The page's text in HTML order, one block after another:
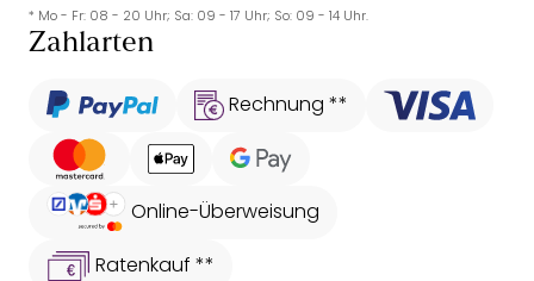
* Mo - Fr: 08 - 20 Uhr; Sa: 09 - 17 Uhr; So: 09 - 14 Uhr.
Zahlarten
Rechnung **
Online-Überweisung
Ratenkauf **